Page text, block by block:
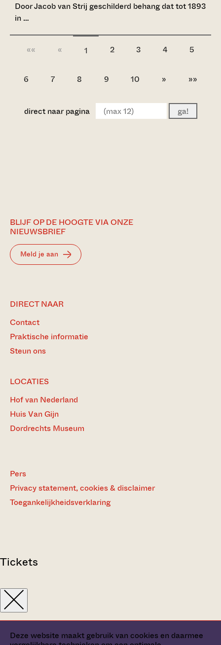
Deze website maakt gebruik van cookies en daarmee
Door Jacob van Strij geschilderd behang dat tot 1893
in …
«« « 1 2 3 4 5
6 7 8 9 10 » »»
direct naar pagina ga!
BLIJF OP DE HOOGTE VIA ONZE
NIEUWSBRIEF
Meld je aan
DIRECT NAAR
Contact
Praktische informatie
Steun ons
LOCATIES
Hof van Nederland
Huis Van Gijn
Dordrechts Museum
Pers
Privacy statement, cookies & disclaimer
Toegankelijkheidsverklaring
Tickets